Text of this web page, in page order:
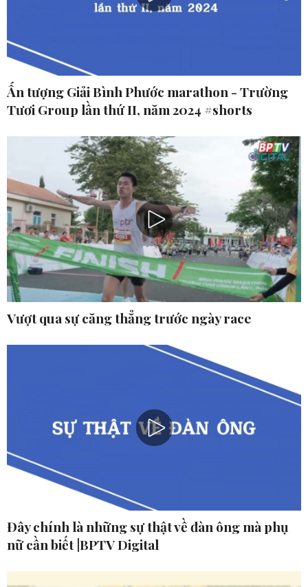
Ấn tượng Giải Bình Phước marathon - Trường
Tươi Group lần thứ II, năm 2024 #shorts
Vượt qua sự căng thẳng trước ngày race
Đây chính là những sự thật về đàn ông mà phụ
nữ cần biết |BPTV Digital